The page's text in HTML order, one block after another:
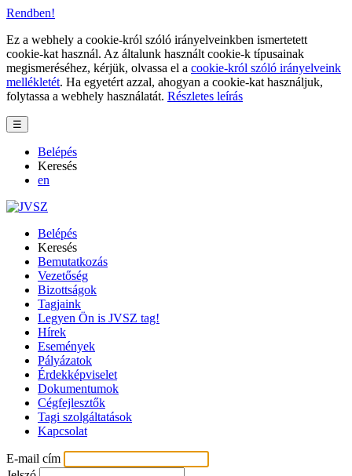
Rendben!
Ez a webhely a cookie-król szóló irányelveinkben ismertetett
cookie-kat használ. Az általunk használt cookie-k típusainak
megismeréséhez, kérjük, olvassa el a cookie-król szóló irányelveink
mellékletét. Ha egyetért azzal, ahogyan a cookie-kat használjuk,
folytassa a webhely használatát. Részletes leírás
☰
Belépés
Keresés
en
Belépés
Keresés
Bemutatkozás
Vezetőség
Bizottságok
Tagjaink
Legyen Ön is JVSZ tag!
Hírek
Események
Pályázatok
Érdekképviselet
Dokumentumok
Cégfejlesztők
Tagi szolgáltatások
Kapcsolat
E-mail cím